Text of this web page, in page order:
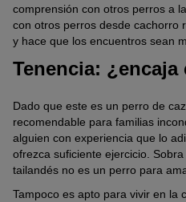
comprensión con otros perros a
con otros perros desde cachorro
y hace que los encuentros sean
Tenencia:
Dado que este es un perro de
recomendable para familias
alguien con experiencia que lo
ofrezca suficiente ejercicio.
tailandés no es un perro para
Tampoco es apto para vivir en la